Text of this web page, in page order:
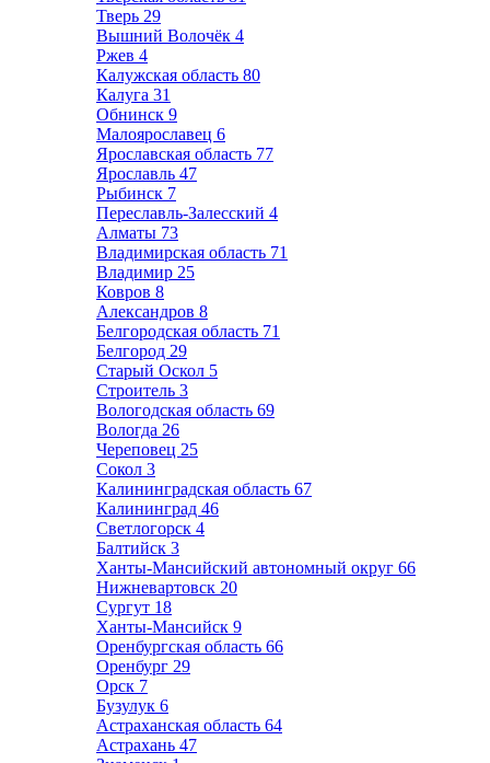
Тверь 29
Вышний Волочёк 4
Ржев 4
Калужская область 80
Калуга 31
Обнинск 9
Малоярославец 6
Ярославская область 77
Ярославль 47
Рыбинск 7
Переславль-Залесский 4
Алматы 73
Владимирская область 71
Владимир 25
Ковров 8
Александров 8
Белгородская область 71
Белгород 29
Старый Оскол 5
Строитель 3
Вологодская область 69
Вологда 26
Череповец 25
Сокол 3
Калининградская область 67
Калининград 46
Светлогорск 4
Балтийск 3
Ханты-Мансийский автономный округ 66
Нижневартовск 20
Сургут 18
Ханты-Мансийск 9
Оренбургская область 66
Оренбург 29
Орск 7
Бузулук 6
Астраханская область 64
Астрахань 47